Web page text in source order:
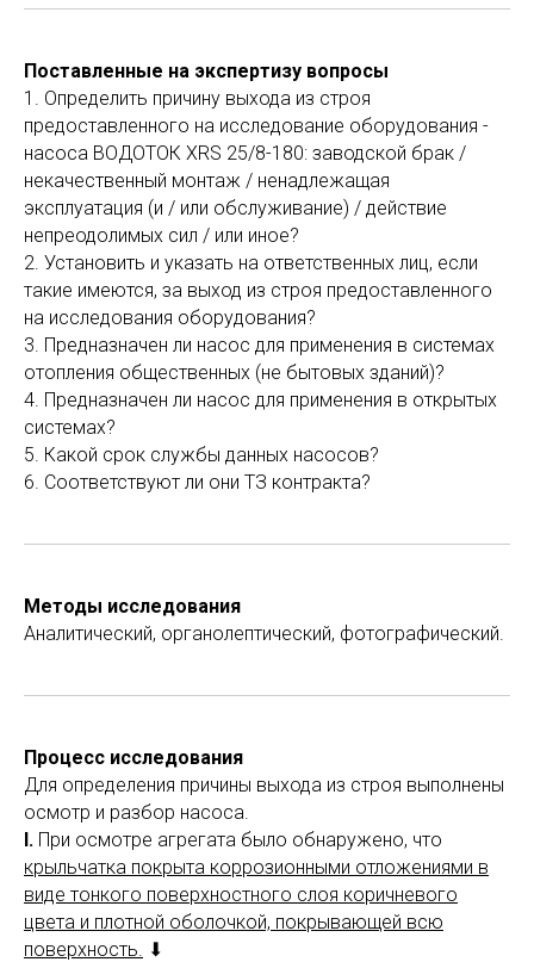
Поставленные на экспертизу вопросы
1. Определить причину выхода из строя
предоставленного на исследование оборудования -
насоса ВОДОТОК XRS 25/8-180: заводской брак /
некачественный монтаж / ненадлежащая
эксплуатация (и / или обслуживание) / действие
непреодолимых сил / или иное?
2. Установить и указать на ответственных лиц, если
такие имеются, за выход из строя предоставленного
на исследования оборудования?
3. Предназначен ли насос для применения в системах
отопления общественных (не бытовых зданий)?
4. Предназначен ли насос для применения в открытых
системах?
5. Какой срок службы данных насосов?
6. Соответствуют ли они ТЗ контракта?
Методы исследования
Аналитический, органолептический, фотографический.
Процесс исследования
Для определения причины выхода из строя выполнены
осмотр и разбор насоса.
I. При осмотре агрегата было обнаружено, что
крыльчатка покрыта коррозионными отложениями в
виде тонкого поверхностного слоя коричневого
цвета и плотной оболочкой, покрывающей всю
поверхность.
⬇